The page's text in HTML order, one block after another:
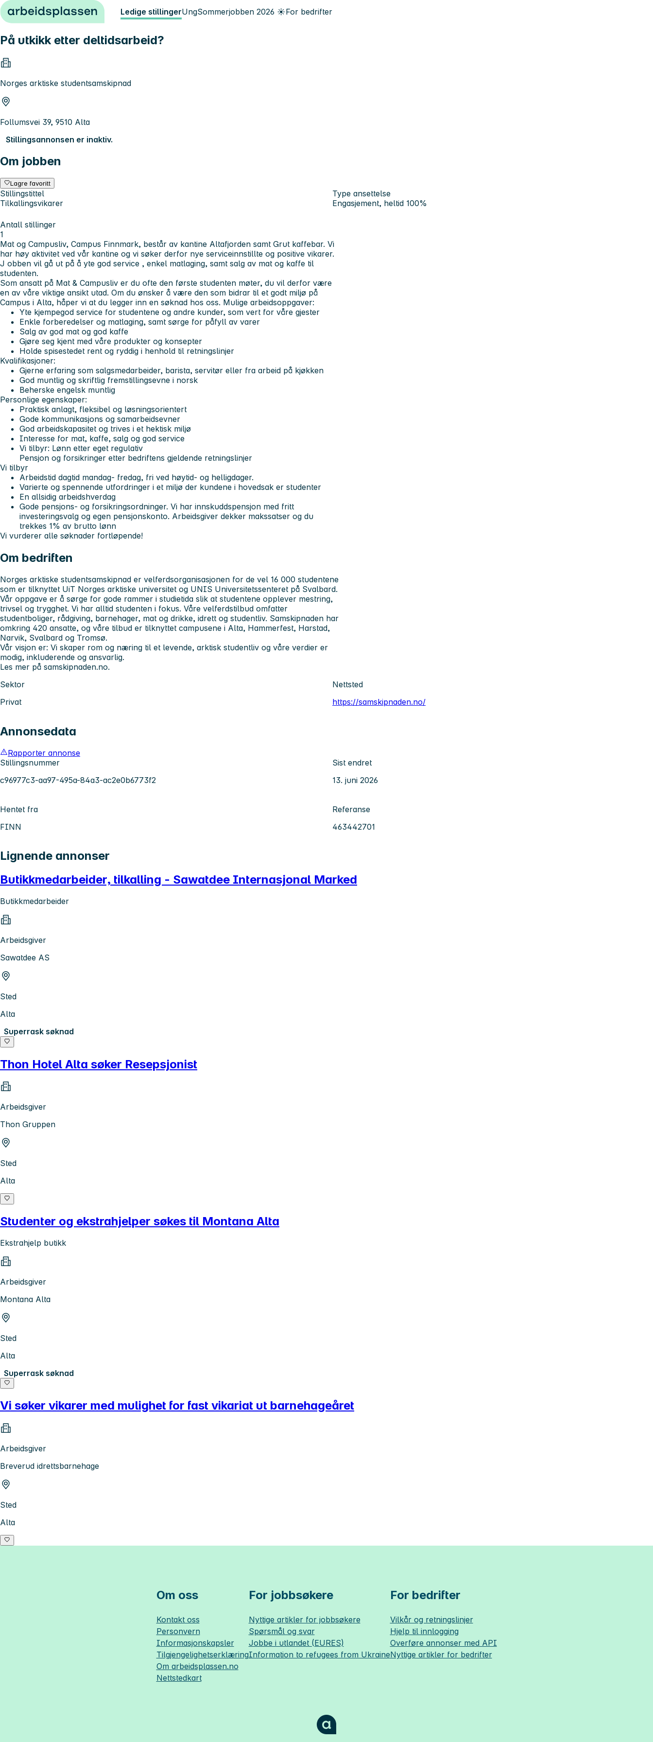
Hopp til innhold Ledige stillingerUngSommerjobben 2026 ☀️For bedrifter
På utkikk etter deltidsarbeid?
Norges arktiske studentsamskipnad
Follumsvei 39, 9510 Alta
Stillingsannonsen er inaktiv.
Om jobben
Lagre favoritt
Stillingstittel
Tilkallingsvikarer
Type ansettelse
Engasjement, heltid 100%
Antall stillinger
1
Mat og Campusliv, Campus Finnmark, består av kantine Altafjorden samt Grut kaffebar. Vi
har høy aktivitet ved vår kantine og vi søker derfor nye serviceinnstillte og positive vikarer.
J obben vil gå ut på å yte god service , enkel matlaging, samt salg av mat og kaffe til
studenten.
Som ansatt på Mat & Campusliv er du ofte den første studenten møter, du vil derfor være
en av våre viktige ansikt utad. Om du ønsker å være den som bidrar til et godt miljø på
Campus i Alta, håper vi at du legger inn en søknad hos oss. Mulige arbeidsoppgaver:
Yte kjempegod service for studentene og andre kunder, som vert for våre gjester
Enkle forberedelser og matlaging, samt sørge for påfyll av varer
Salg av god mat og god kaffe
Gjøre seg kjent med våre produkter og konsepter
Holde spisestedet rent og ryddig i henhold til retningslinjer
Kvalifikasjoner:
Gjerne erfaring som salgsmedarbeider, barista, servitør eller fra arbeid på kjøkken
God muntlig og skriftlig fremstillingsevne i norsk
Beherske engelsk muntlig
Personlige egenskaper:
Praktisk anlagt, fleksibel og løsningsorientert
Gode kommunikasjons og samarbeidsevner
God arbeidskapasitet og trives i et hektisk miljø
Interesse for mat, kaffe, salg og god service
Vi tilbyr: Lønn etter eget regulativ
Pensjon og forsikringer etter bedriftens gjeldende retningslinjer
Vi tilbyr
Arbeidstid dagtid mandag- fredag, fri ved høytid- og helligdager.
Varierte og spennende utfordringer i et miljø der kundene i hovedsak er studenter
En allsidig arbeidshverdag
Gode pensjons- og forsikringsordninger. Vi har innskuddspensjon med fritt
investeringsvalg og egen pensjonskonto. Arbeidsgiver dekker makssatser og du
trekkes 1% av brutto lønn
Vi vurderer alle søknader fortløpende!
Om bedriften
Norges arktiske studentsamskipnad er velferdsorganisasjonen for de vel 16 000 studentene
som er tilknyttet UiT Norges arktiske universitet og UNIS Universitetssenteret på Svalbard.
Vår oppgave er å sørge for gode rammer i studietida slik at studentene opplever mestring,
trivsel og trygghet. Vi har alltid studenten i fokus. Våre velferdstilbud omfatter
studentboliger, rådgiving, barnehager, mat og drikke, idrett og studentliv. Samskipnaden har
omkring 420 ansatte, og våre tilbud er tilknyttet campusene i Alta, Hammerfest, Harstad,
Narvik, Svalbard og Tromsø.
Vår visjon er: Vi skaper rom og næring til et levende, arktisk studentliv og våre verdier er
modig, inkluderende og ansvarlig.
Les mer på samskipnaden.no.
Sektor
Privat
Nettsted
https://samskipnaden.no/
Annonsedata
Rapporter annonse
Stillingsnummer
c96977c3-aa97-495a-84a3-ac2e0b6773f2
Sist endret
13. juni 2026
Hentet fra
FINN
Referanse
463442701
Lignende annonser
Butikkmedarbeider, tilkalling - Sawatdee Internasjonal Marked
Butikkmedarbeider
Arbeidsgiver
Sawatdee AS
Sted
Alta
Superrask søknad
Thon Hotel Alta søker Resepsjonist
Arbeidsgiver
Thon Gruppen
Sted
Alta
Studenter og ekstrahjelper søkes til Montana Alta
Ekstrahjelp butikk
Arbeidsgiver
Montana Alta
Sted
Alta
Superrask søknad
Vi søker vikarer med mulighet for fast vikariat ut barnehageåret
Arbeidsgiver
Breverud idrettsbarnehage
Sted
Alta
Om oss
Kontakt oss
Personvern
Informasjonskapsler
Tilgjengelighetserklæring
Om arbeidsplassen.no
Nettstedkart
For jobbsøkere
Nyttige artikler for jobbsøkere
Spørsmål og svar
Jobbe i utlandet (EURES)
Information to refugees from Ukraine
For bedrifter
Vilkår og retningslinjer
Hjelp til innlogging
Overføre annonser med API
Nyttige artikler for bedrifter